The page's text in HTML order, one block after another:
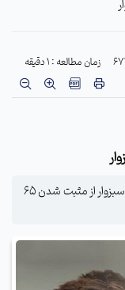
زمان مطالعه : 1 دقیقه
سرپرست معاونت بهداشتی دانشگاه علوم پزشکی سبزوار از مثبت شدن 65